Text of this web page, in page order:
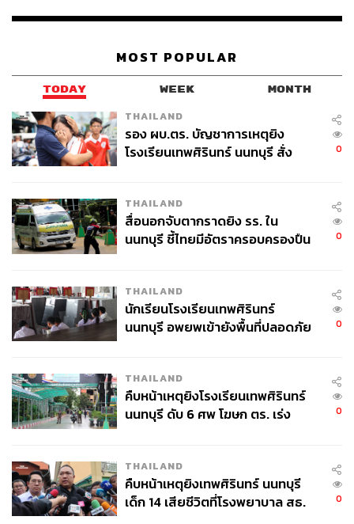
MOST POPULAR
TODAY WEEK MONTH
THAILAND
รอง ผบ.ตร. บัญชาการเหตุยิง
โรงเรียนเทพศิรินทร์ นนทบุรี สั่ง
0
THAILAND
สื่อนอกจับตากราดยิง รร. ใน
นนทบุรี ชี้ไทยมีอัตราครอบครองปืน
0
THAILAND
นักเรียนโรงเรียนเทพศิรินทร์
นนทบุรี อพยพเข้ายังพื้นที่ปลอดภัย
0
THAILAND
คืบหน้าเหตุยิงโรงเรียนเทพศิรินทร์
นนทบุรี ดับ 6 ศพ โฆษก ตร. เร่ง
0
THAILAND
คืบหน้าเหตุยิงเทพศิรินทร์ นนทบุรี
เด็ก 14 เสียชีวิตที่โรงพยาบาล สธ.
0